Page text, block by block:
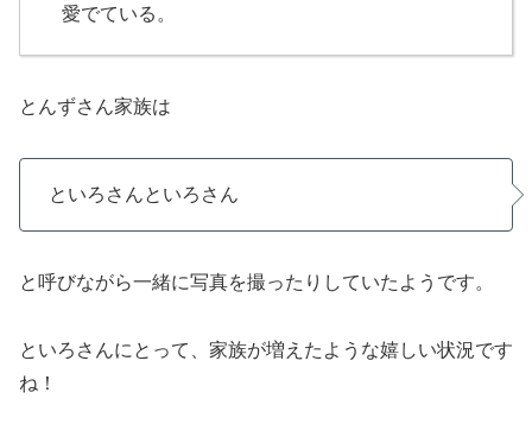
愛でている。
とんずさん家族は
といろさんといろさん
と呼びながら一緒に写真を撮ったりしていたようです。
といろさんにとって、家族が増えたような嬉しい状況です
ね！